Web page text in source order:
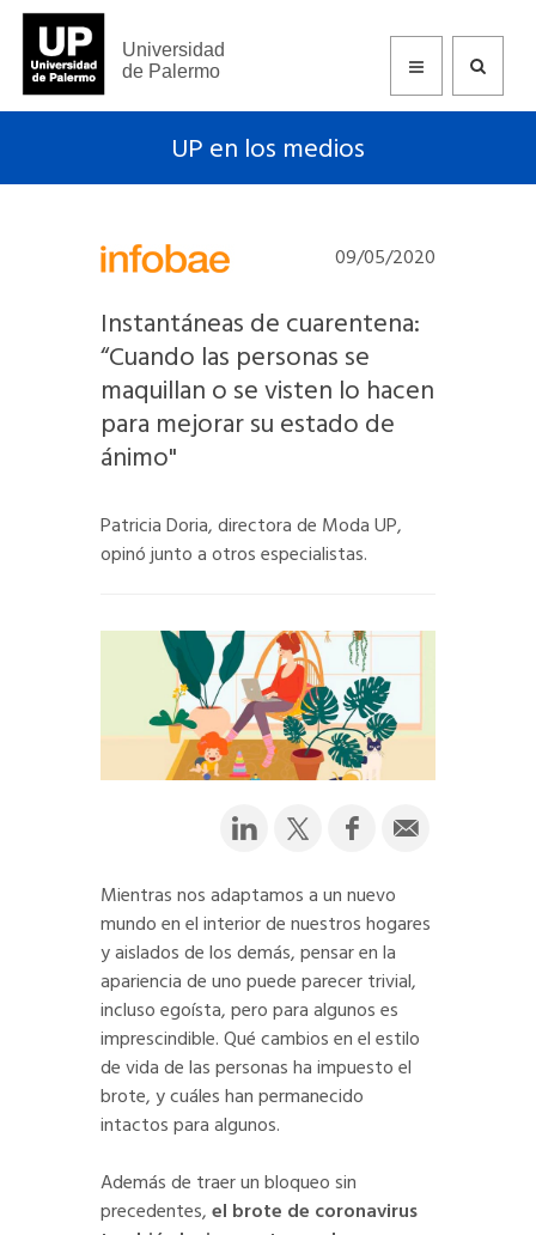
Universidad
de Palermo
UP en los medios
09/05/2020
Instantáneas de cuarentena:
“Cuando las personas se
maquillan o se visten lo hacen
para mejorar su estado de
ánimo"
Patricia Doria, directora de Moda UP,
opinó junto a otros especialistas.
Mientras nos adaptamos a un nuevo
mundo en el interior de nuestros hogares
y aislados de los demás, pensar en la
apariencia de uno puede parecer trivial,
incluso egoísta, pero para algunos es
imprescindible. Qué cambios en el estilo
de vida de las personas ha impuesto el
brote, y cuáles han permanecido
intactos para algunos.
Además de traer un bloqueo sin
precedentes,el brote de coronavirus